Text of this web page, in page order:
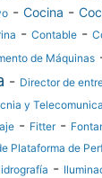
- Cocina -
- Contable -
de Máquinas
- Director de
y
- Fitter-
Plataforma de
-